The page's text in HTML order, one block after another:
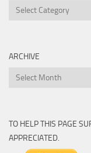
Categories
ARCHIVE
Archive
TO HELP THIS PAGE
APPRECIATED.